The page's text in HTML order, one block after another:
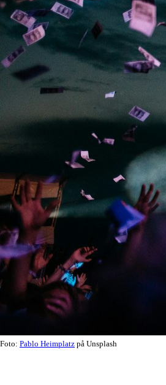
Foto: Pablo Heimplatz på Unsplash